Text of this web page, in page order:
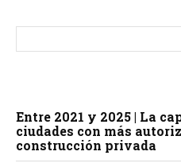
Entre 2021 y 2025 | La
ciudades con más
construcción privada